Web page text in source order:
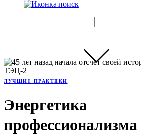
ЛУЧШИЕ ПРАКТИКИ
Энергетика
профессионализма